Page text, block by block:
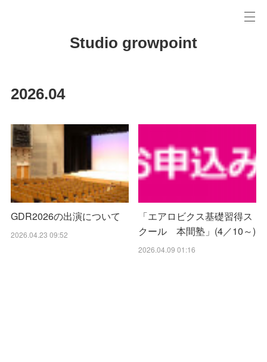
Studio growpoint
2026.04
GDR2026の出演について
2026.04.23 09:52
「エアロビクス基礎習得ス
クール 本間塾」(4／10～)
2026.04.09 01:16